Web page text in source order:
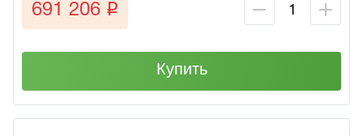
691 206 q
Купить